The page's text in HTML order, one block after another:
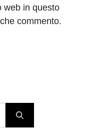
web in questo
commento.